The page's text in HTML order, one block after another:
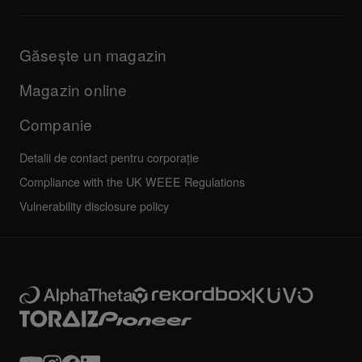
FAQs
Forum comunitate
Service, reparații, garanție
Companie
Altele
Găsește un magazin
Magazin online
Companie
Detalii de contact pentru corporație
Compliance with the UK WEEE Regulations
Vulnerability disclosure policy